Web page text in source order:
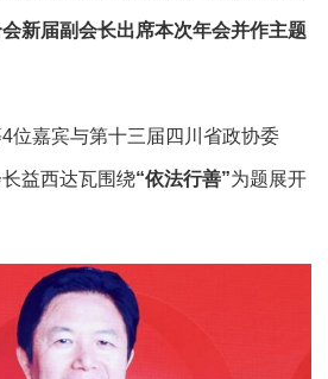
新届副会长出席本次年会并作主题
位嘉宾与第十三届四川省政协委
益西达瓦围绕“依法行善”为题展开